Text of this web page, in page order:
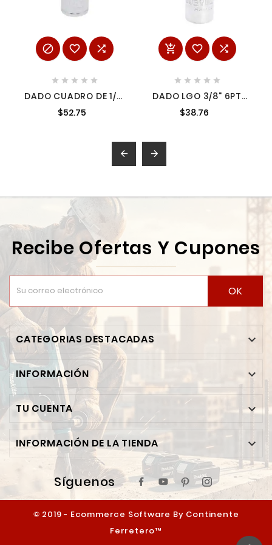
  
    
DADO CUADRO DE 1/2"
12 PUNTAS EN
PULGADAS 1/2" URREA
$52.75
  
    
DADO LGO 3/8" 6PT
$38.76
 
Recibe Ofertas Y Cupones
OK
CATEGORIAS DESTACADAS 
INFORMACIÓN 
TU CUENTA 
INFORMACIÓN DE LA TIENDA 
Síguenos
© 2019 - Ecommerce Software By Continente
Ferretero™